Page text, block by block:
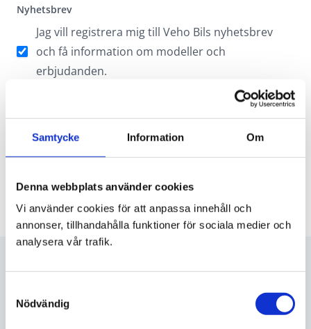
Samtycke Information Om
Denna webbplats använder cookies
Vi använder cookies för att anpassa innehåll och
annonser, tillhandahålla funktioner för sociala medier och
analysera vår trafik.
Nödvändig
Nyhetsbrev
Jag vill registrera mig till Veho Bils nyhetsbrev
och få information om modeller och
erbjudanden.
Jag godkänner Veho Bilsvillkor för behandling av
personuppgifter
Skicka
🎉
Lastbilspremiärer, exklusiva